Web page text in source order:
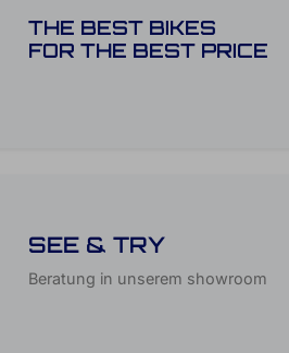
THE BEST BIKES
FOR THE BEST PRICE
SEE & TRY
Beratung in unserem showroom